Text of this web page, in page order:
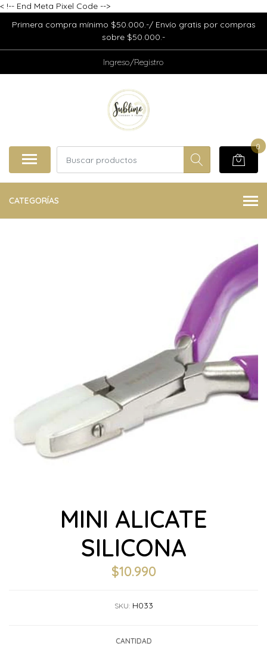
< !-- End Meta Pixel Code -->
Primera compra mínimo $50.000.-/ Envío gratis por compras
sobre $50.000.-
Ingreso/Registro
0
CATEGORÍAS
MINI ALICATE
SILICONA
$10.990
SKU: H033
CANTIDAD